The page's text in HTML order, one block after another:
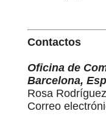
Contactos
Oficina de
Barcelona,
Rosa
Correo